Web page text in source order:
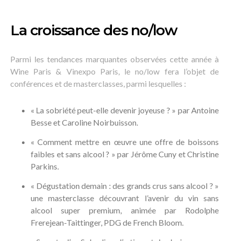
La croissance des no/low
Parmi les tendances marquantes observées cette année à
Wine Paris & Vinexpo Paris, le no/low fera l’objet de
conférences et de masterclasses, parmi lesquelles :
« La sobriété peut-elle devenir joyeuse ? » par Antoine
Besse et Caroline Noirbuisson.
« Comment mettre en œuvre une offre de boissons
faibles et sans alcool ? » par Jérôme Cuny et Christine
Parkins.
« Dégustation demain : des grands crus sans alcool ? »
une masterclasse découvrant l’avenir du vin sans
alcool super premium, animée par Rodolphe
Frerejean-Taittinger, PDG de French Bloom.